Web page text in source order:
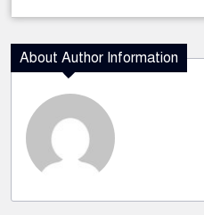
About Author Information